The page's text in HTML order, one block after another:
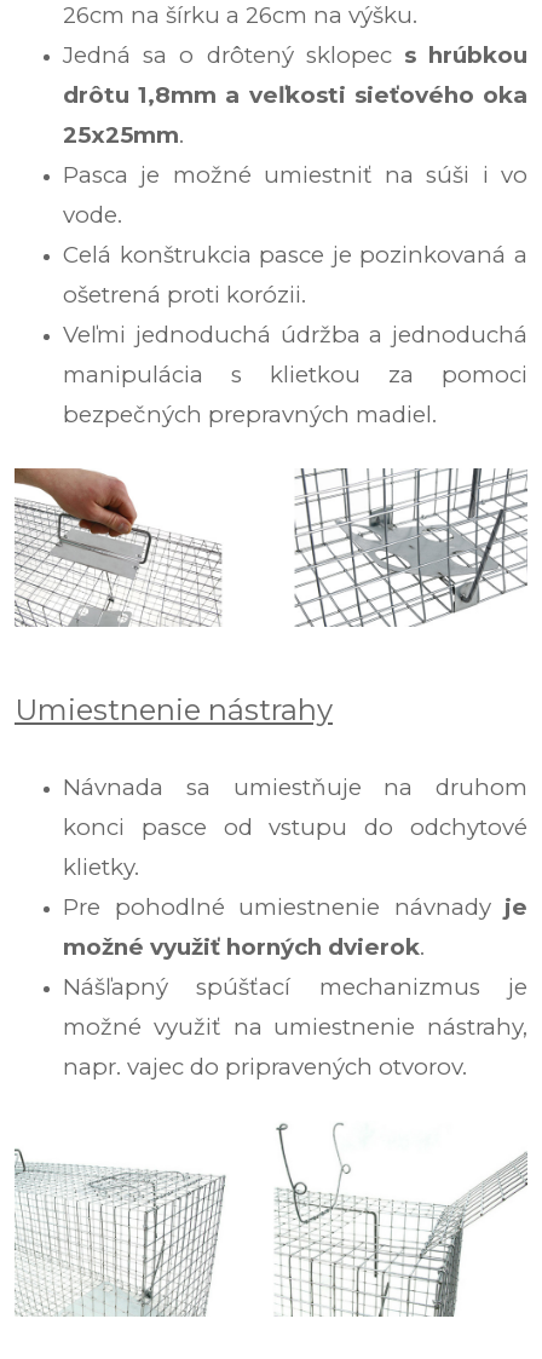
26cm na šírku a 26cm na výšku.
Jedná sa o drôtený sklopec s hrúbkou
drôtu 1,8mm a veľkosti sieťového oka
25x25mm.
Pasca je možné umiestniť na súši i vo
vode.
Celá konštrukcia pasce je pozinkovaná a
ošetrená proti korózii.
Veľmi jednoduchá údržba a jednoduchá
manipulácia s klietkou za pomoci
bezpečných prepravných madiel.
Umiestnenie nástrahy
Návnada sa umiestňuje na druhom
konci pasce od vstupu do odchytové
klietky.
Pre pohodlné umiestnenie návnady je
možné využiť horných dvierok.
Nášľapný spúšťací mechanizmus je
možné využiť na umiestnenie nástrahy,
napr. vajec do pripravených otvorov.